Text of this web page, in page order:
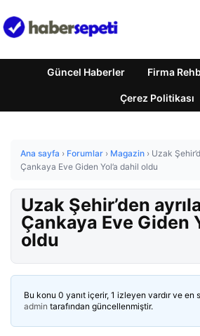
Güncel Haberler Firma
Çerez Politikası
Ana sayfa › Forumlar › Magazin › Uzak
Çankaya Eve Giden Yol’a dahil oldu
Uzak Şehir’den
Çankaya Eve Giden
oldu
Bu konu 0 yanıt içerir, 1 izleyen vardır ve en
admin tarafından güncellenmiştir.